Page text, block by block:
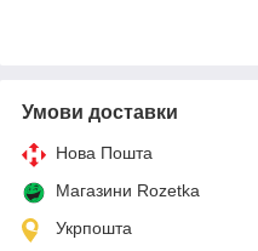
Умови доставки
Нова Пошта
Магазини Rozetka
Укрпошта